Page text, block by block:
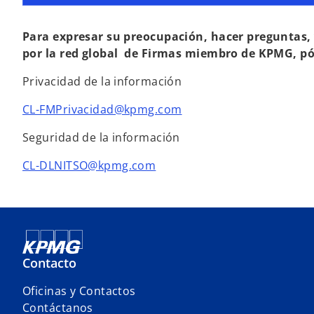
t
ñ
a
n
u
e
a
Para expresar su preocupación, hacer
por la red global de Firmas miembro de KPMG,
Privacidad de la información
CL-FMPrivacidad@kpmg.com
Seguridad de la información
CL-DLNITSO@kpmg.com
Contacto
Oficinas y Contactos
Contáctanos